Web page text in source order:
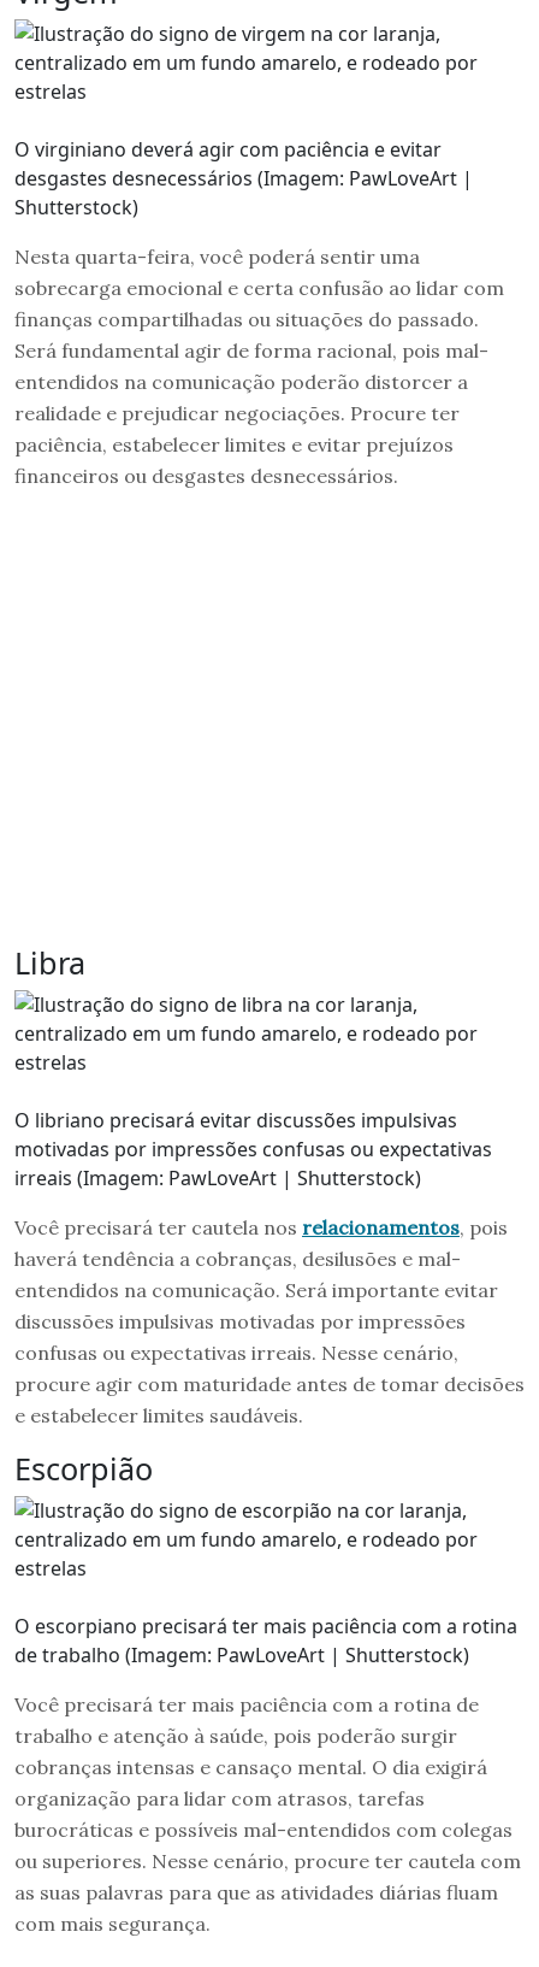
O virginiano deverá agir com paciência e evitar
desgastes desnecessários (Imagem: PawLoveArt |
Shutterstock)
Nesta quarta-feira, você poderá sentir uma
sobrecarga emocional e certa confusão ao lidar com
finanças compartilhadas ou situações do passado.
Será fundamental agir de forma racional, pois mal-
entendidos na comunicação poderão distorcer a
realidade e prejudicar negociações. Procure ter
paciência, estabelecer limites e evitar prejuízos
financeiros ou desgastes desnecessários.
Libra
O libriano precisará evitar discussões impulsivas
motivadas por impressões confusas ou expectativas
irreais (Imagem: PawLoveArt | Shutterstock)
Você precisará ter cautela nos relacionamentos, pois
haverá tendência a cobranças, desilusões e mal-
entendidos na comunicação. Será importante evitar
discussões impulsivas motivadas por impressões
confusas ou expectativas irreais. Nesse cenário,
procure agir com maturidade antes de tomar decisões
e estabelecer limites saudáveis.
Escorpião
O escorpiano precisará ter mais paciência com a rotina
de trabalho (Imagem: PawLoveArt | Shutterstock)
Você precisará ter mais paciência com a rotina de
trabalho e atenção à saúde, pois poderão surgir
cobranças intensas e cansaço mental. O dia exigirá
organização para lidar com atrasos, tarefas
burocráticas e possíveis mal-entendidos com colegas
ou superiores. Nesse cenário, procure ter cautela com
as suas palavras para que as atividades diárias fluam
com mais segurança.